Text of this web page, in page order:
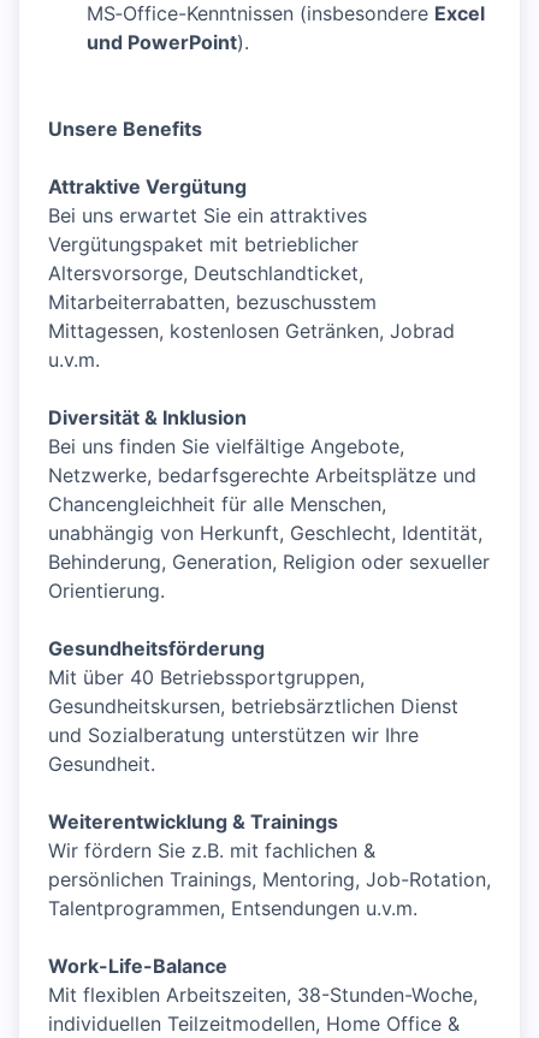
MS‑Office-Kenntnissen (insbesondere Excel
und PowerPoint).
Unsere Benefits
Attraktive Vergütung
Bei uns erwartet Sie ein attraktives
Vergütungspaket mit betrieblicher
Altersvorsorge, Deutschlandticket,
Mitarbeiterrabatten, bezuschusstem
Mittagessen, kostenlosen Getränken, Jobrad
u.v.m.
Diversität & Inklusion
Bei uns finden Sie vielfältige Angebote,
Netzwerke, bedarfsgerechte Arbeitsplätze und
Chancengleichheit für alle Menschen,
unabhängig von Herkunft, Geschlecht, Identität,
Behinderung, Generation, Religion oder sexueller
Orientierung.
Gesundheitsförderung
Mit über 40 Betriebssportgruppen,
Gesundheitskursen, betriebsärztlichen Dienst
und Sozialberatung unterstützen wir Ihre
Gesundheit.
Weiterentwicklung & Trainings
Wir fördern Sie z.B. mit fachlichen &
persönlichen Trainings, Mentoring, Job-Rotation,
Talentprogrammen, Entsendungen u.v.m.
Work-Life-Balance
Mit flexiblen Arbeitszeiten, 38-Stunden-Woche,
individuellen Teilzeitmodellen, Home Office &